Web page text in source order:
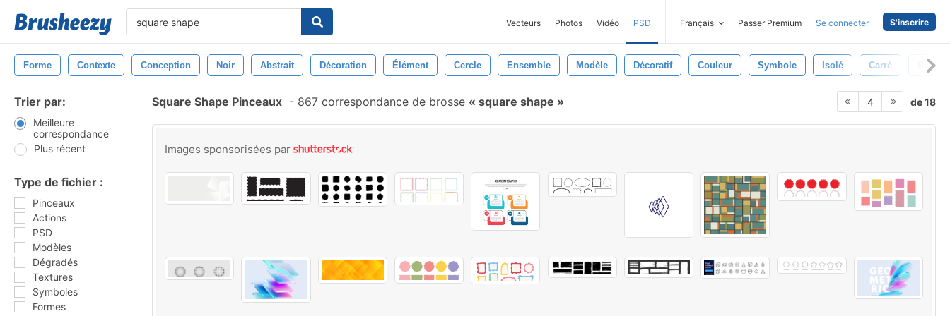
Vecteurs Photos Vidéo PSD Français Passer Premium Se connecter S'inscrire
Forme Contexte Conception Noir Abstrait Décoration Élément Cercle Ensemble Modèle Décoratif Couleur Symbole Isolé Carré Rétro
Trier par:
Meilleure
correspondance
Plus récent
Type de fichier :
Pinceaux
Actions
PSD
Modèles
Dégradés
Textures
Symboles
Formes
Square Shape Pinceaux - 867 correspondance de brosse square shape 4 de 18
Images sponsorisées par